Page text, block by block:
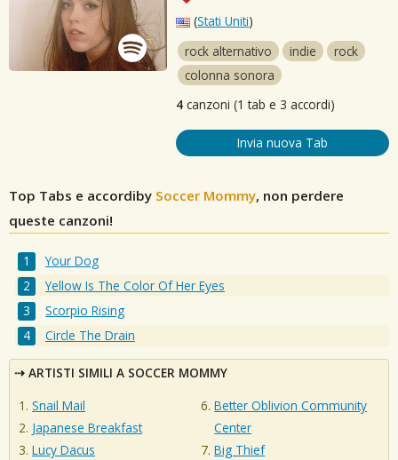
(Stati Uniti)
rock alternativo
indie
rock
colonna sonora
4 canzoni (1 tab e 3 accordi)
Invia nuova Tab
Top Tabs e accordiby Soccer Mommy, non perdere
queste canzoni!
Your Dog
Yellow Is The Color Of Her Eyes
Scorpio Rising
Circle The Drain
ARTISTI SIMILI A SOCCER MOMMY
Snail Mail
Japanese Breakfast
Lucy Dacus
Better Oblivion Community
Center
Big Thief